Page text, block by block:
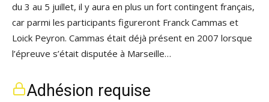
du 3 au 5 juillet, il y aura en plus un fort contingent français,
car parmi les participants figureront Franck Cammas et
Loick Peyron. Cammas était déjà présent en 2007 lorsque
l’épreuve s’était disputée à Marseille…
Adhésion requise